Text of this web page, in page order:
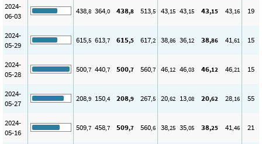
2024-
06-03
438,8 364,0 438,8 513,5 43,15 43,15 43,15 43,16 19
2024-
05-29
615,5 613,7 615,5 617,2 38,86 36,12 38,86 41,61 15
2024-
05-28
500,7 440,7 500,7 560,7 46,12 46,03 46,12 46,21 15
2024-
05-27
208,9 150,4 208,9 267,5 20,62 13,08 20,62 28,16 55
2024-
05-16
509,7 458,7 509,7 560,6 38,25 35,05 38,25 41,46 21